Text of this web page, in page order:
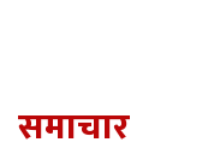
समाचार